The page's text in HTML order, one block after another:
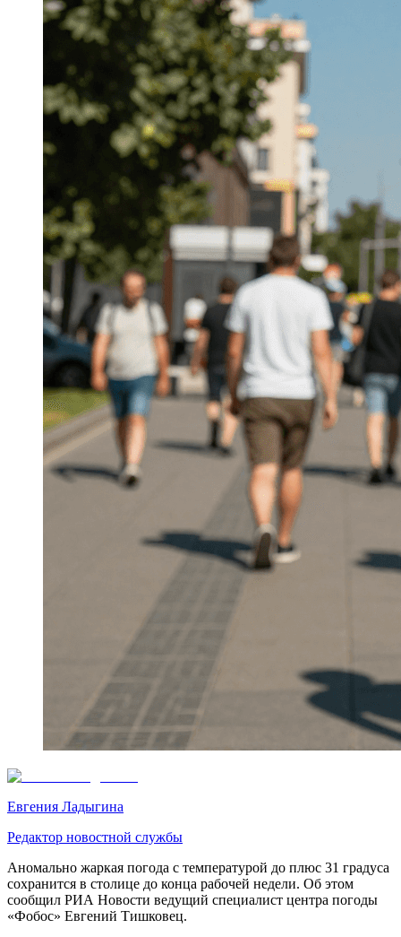
Евгения Ладыгина
Редактор новостной службы
Аномально жаркая погода с температурой до плюс 31 градуса
сохранится в столице до конца рабочей недели. Об этом
сообщил РИА Новости ведущий специалист центра погоды
«Фобос» Евгений Тишковец.